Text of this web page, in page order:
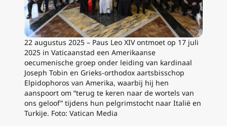
22 augustus 2025 – Paus Leo XIV ontmoet op 17 juli
2025 in Vaticaanstad een Amerikaanse
oecumenische groep onder leiding van kardinaal
Joseph Tobin en Grieks-orthodox aartsbisschop
Elpidophoros van Amerika, waarbij hij hen
aanspoort om “terug te keren naar de wortels van
ons geloof” tijdens hun pelgrimstocht naar Italië en
Turkije. Foto: Vatican Media